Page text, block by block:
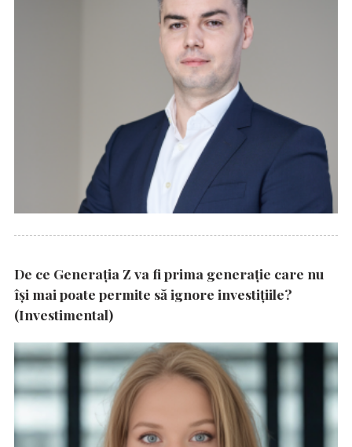
De ce Generația Z va fi prima generație care nu
își mai poate permite să ignore investițiile?
(Investimental)